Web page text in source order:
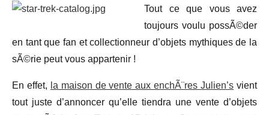
Tout ce que vous avez
toujours voulu possÃ©der
en tant que fan et collectionneur d’objets mythiques de la
sÃ©rie peut vous appartenir !
En effet, la maison de vente aux enchÃ¨res Julien’s vient
tout juste d’annoncer qu’elle tiendra une vente d’objets